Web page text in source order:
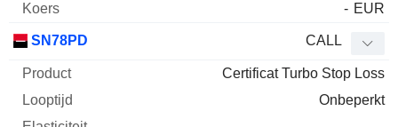
- EUR
SN78PD CALL
Certificat Turbo Stop Loss
Onbeperkt